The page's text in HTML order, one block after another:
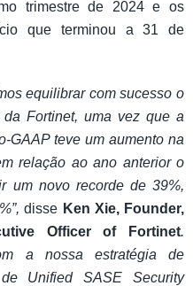
trimestre de 2024 e os
que terminou a 31 de
equilibrar com sucesso o
Fortinet, uma vez que a
GAAP teve um aumento na
relação ao ano anterior o
um novo recorde de 39%,
disse Ken Xie, Founder,
Officer of Fortinet.
a nossa estratégia de
Unified SASE Security